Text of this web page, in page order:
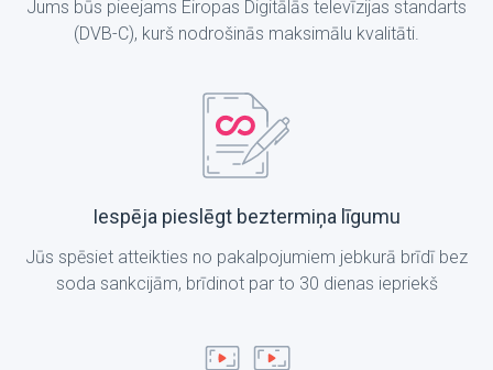
Jums būs pieejams Eiropas Digitālās televīzijas standarts
(DVB-C), kurš nodrošinās maksimālu kvalitāti.
Iespēja pieslēgt beztermiņa līgumu
Jūs spēsiet atteikties no pakalpojumiem jebkurā brīdī bez
soda sankcijām, brīdinot par to 30 dienas iepriekš